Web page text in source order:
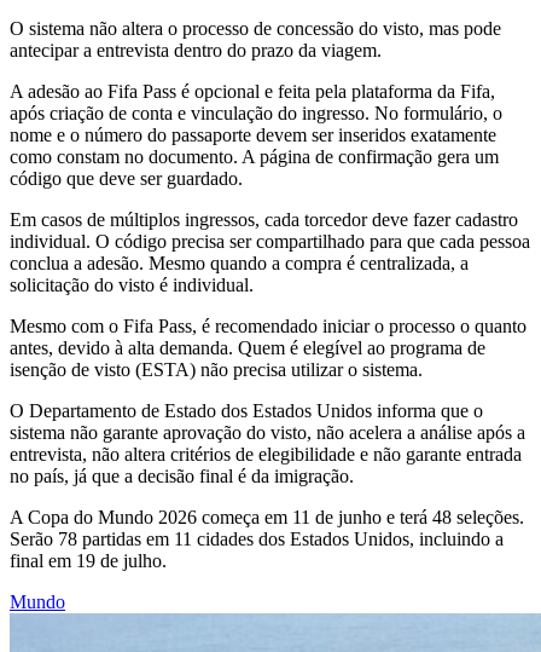
O sistema não altera o processo de concessão do visto, mas pode
antecipar a entrevista dentro do prazo da viagem.
A adesão ao Fifa Pass é opcional e feita pela plataforma da Fifa,
após criação de conta e vinculação do ingresso. No formulário, o
nome e o número do passaporte devem ser inseridos exatamente
como constam no documento. A página de confirmação gera um
código que deve ser guardado.
Em casos de múltiplos ingressos, cada torcedor deve fazer cadastro
individual. O código precisa ser compartilhado para que cada pessoa
conclua a adesão. Mesmo quando a compra é centralizada, a
solicitação do visto é individual.
Mesmo com o Fifa Pass, é recomendado iniciar o processo o quanto
antes, devido à alta demanda. Quem é elegível ao programa de
isenção de visto (ESTA) não precisa utilizar o sistema.
O Departamento de Estado dos Estados Unidos informa que o
sistema não garante aprovação do visto, não acelera a análise após a
entrevista, não altera critérios de elegibilidade e não garante entrada
no país, já que a decisão final é da imigração.
A Copa do Mundo 2026 começa em 11 de junho e terá 48 seleções.
Serão 78 partidas em 11 cidades dos Estados Unidos, incluindo a
final em 19 de julho.
Mundo